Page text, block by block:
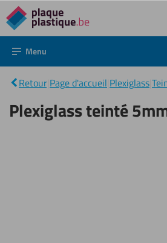
Directement
au
contenu
Menu
Retour Page d'accueil Plexiglass
Plexiglass
teinté
5mm
Plexiglass teinté